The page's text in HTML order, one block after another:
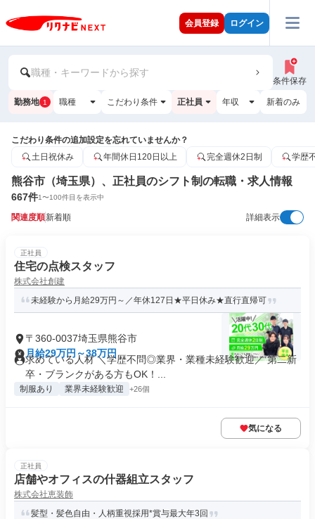
会員登録 ログイン
職種・キーワードから探す
条件保存
勤務地 1 職種 こだわり条件 正社員 年収 新着のみ
こだわり条件の追加設定を忘れていませんか？
土日祝休み
年間休日120日以上 完全週休2日制 学歴
熊谷市（埼玉県）、正社員のシフト制の転職・求人情報
667件1〜100件目を表示中
関連度順新着順 詳細表示
正社員
住宅の点検スタッフ
株式会社創建
未経験から月給29万円～／年休127日★平日休み★直行直帰可
〒360-0037埼玉県熊谷市
月給29万円～38万円
求めている人材 ＼学歴不問◎業界・業種未経験歓迎／ 第二新
卒・ブランクがある方もOK！...
制服あり 業界未経験歓迎 +26個
気になる
正社員
店舗やオフィスの什器組立スタッフ
株式会社恵装飾
髪型・髪色自由・人柄重視採用*賞与最大年3回